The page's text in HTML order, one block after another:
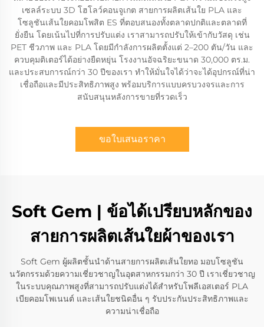
เซลล์ระบบ 3D โฮโลว์คอนจูเกต สายการผลิตเส้นใย PLA และ
โซลูชันเส้นใยคอมโพสิต ES ที่ตอบสนองทั้งตลาดปกติและตลาดที่
ยั่งยืน โดยเน้นไปที่การปรับแต่ง เราสามารถปรับให้เข้ากับวัสดุ เช่น
PET ชีวภาพ และ PLA โดยมีกำลังการผลิตตั้งแต่ 2–200 ตัน/วัน และ
ควบคุมติเตอร์ได้อย่างยืดหยุ่น โรงงานอัจฉริยะขนาด 30,000 ตร.ม.
และประสบการณ์กว่า 30 ปีของเรา ทำให้มั่นใจได้ว่าจะได้อุปกรณ์ที่น่า
เชื่อถือและมีประสิทธิภาพสูง พร้อมบริการแบบครบวงจรและการ
สนับสนุนหลังการขายที่รวดเร็ว
ขอใบเสนอราคา
Soft Gem | ข้อได้เปรียบหลักของ
สายการผลิตเส้นใยผ้าของเรา
Soft Gem ผู้ผลิตชั้นนำด้านสายการผลิตเส้นใยทอ มอบโซลูชัน
นวัตกรรมด้วยความเชี่ยวชาญในอุตสาหกรรมกว่า 30 ปี เราเชี่ยวชาญ
ในระบบคุณภาพสูงที่สามารถปรับแต่งได้สำหรับโพลีเอสเตอร์ PLA
เบียคอมโพเนนต์ และเส้นใยชนิดอื่น ๆ รับประกันประสิทธิภาพและ
ความน่าเชื่อถือ